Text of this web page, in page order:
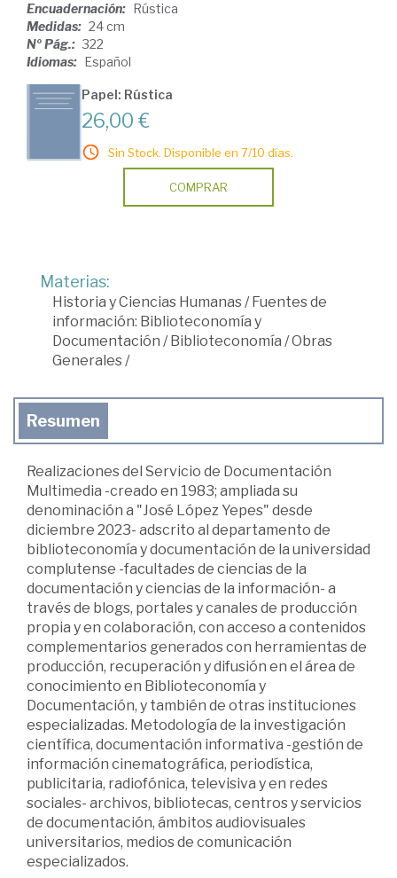
Encuadernación:
Rústica
Medidas: 24 cm
Nº Pág.: 322
Idiomas:
Español
Papel: Rústica
26,00 €
Sin Stock. Disponible en 7/10 días.
COMPRAR
Materias:
Historia y Ciencias Humanas/ Fuentes de
información: Biblioteconomía y
Documentación / Biblioteconomía /Obras
Generales/
Resumen
Realizaciones del Servicio de Documentación
Multimedia -creado en 1983; ampliada su
denominación a "José López Yepes" desde
diciembre 2023- adscrito al departamento de
biblioteconomía y documentación de la universidad
complutense -facultades de ciencias de la
documentación y ciencias de la información- a
través de blogs, portales y canales de producción
propia y en colaboración, con acceso a contenidos
complementarios generados con herramientas de
producción, recuperación y difusión en el área de
conocimiento en Biblioteconomía y
Documentación, y también de otras instituciones
especializadas. Metodología de la investigación
científica, documentación informativa -gestión de
información cinematográfica, periodística,
publicitaria, radiofónica, televisiva y en redes
sociales- archivos, bibliotecas, centros y servicios
de documentación, ámbitos audiovisuales
universitarios, medios de comunicación
especializados.